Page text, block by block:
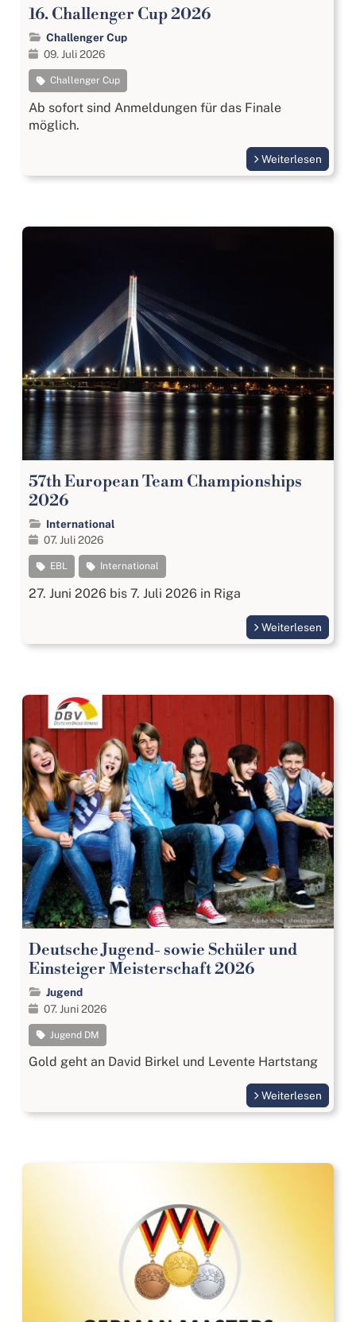
16. Challenger Cup 2026
Challenger Cup
09. Juli 2026
Challenger Cup
Ab sofort sind Anmeldungen für das Finale
möglich.
Weiterlesen
57th European Team Championships
2026
International
07. Juli 2026
EBL International
27. Juni 2026 bis 7. Juli 2026 in Riga
Weiterlesen
Deutsche Jugend- sowie Schüler und
Einsteiger Meisterschaft 2026
Jugend
07. Juni 2026
Jugend DM
Gold geht an David Birkel und Levente Hartstang
Weiterlesen